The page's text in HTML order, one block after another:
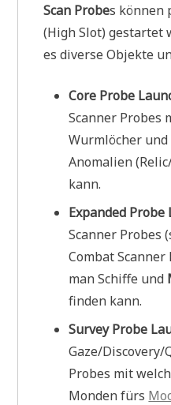
Scan Probes können
(High Slot) gestartet
es diverse Objekte
Core Probe
Scanner Probes
Wurmlöcher
Anomalien
kann.
Expanded Probe
Scanner Probes
Combat
man Schiffe und
finden kann.
Survey Probe
Gaze/Discovery/
Probes mit
Monden fürs